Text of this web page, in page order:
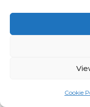
Cookie
Ingrid K.
Elise Førde = TSK
Lorentzen TRSK =
Lorentzen TRSK
merkevarer til